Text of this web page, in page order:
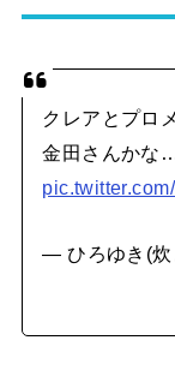
クレアとプロ
金田さんか
— ひろゆき(炊